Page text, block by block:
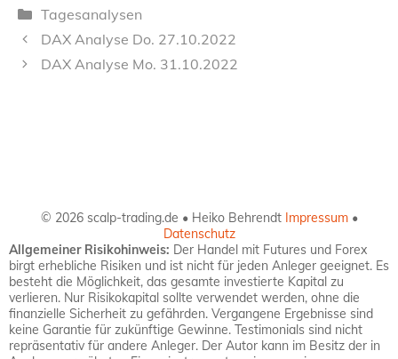
Kategorien
Tagesanalysen
DAX Analyse Do. 27.10.2022
DAX Analyse Mo. 31.10.2022
© 2026 scalp-trading.de • Heiko Behrendt Impressum•
Datenschutz
Allgemeiner Risikohinweis: Der Handel mit Futures und Forex
birgt erhebliche Risiken und ist nicht für jeden Anleger geeignet. Es
besteht die Möglichkeit, das gesamte investierte Kapital zu
verlieren. Nur Risikokapital sollte verwendet werden, ohne die
finanzielle Sicherheit zu gefährden. Vergangene Ergebnisse sind
keine Garantie für zukünftige Gewinne. Testimonials sind nicht
repräsentativ für andere Anleger. Der Autor kann im Besitz der in